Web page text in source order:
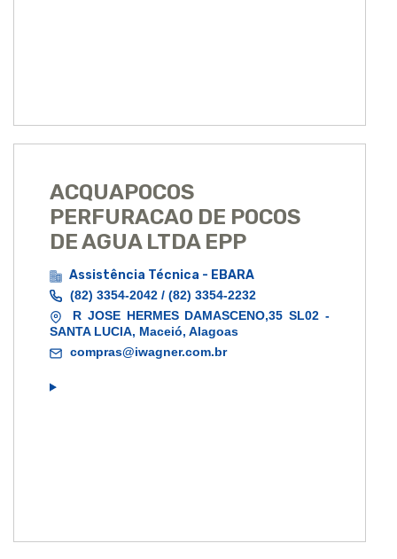
ACQUAPOCOS
PERFURACAO DE POCOS
DE AGUA LTDA EPP
Assistência Técnica - EBARA
(82) 3354-2042 / (82) 3354-2232
R JOSE HERMES DAMASCENO,35 SL02 -
SANTA LUCIA, Maceió, Alagoas
compras@iwagner.com.br